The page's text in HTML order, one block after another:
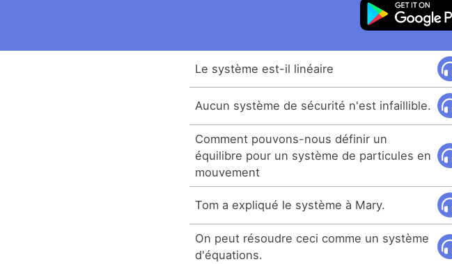
Le système est-il linéaire
Aucun système de sécurité n'est infaillible.
Comment pouvons-nous définir un
équilibre pour un système de particules en
mouvement
Tom a expliqué le système à Mary.
On peut résoudre ceci comme un système
d'équations.